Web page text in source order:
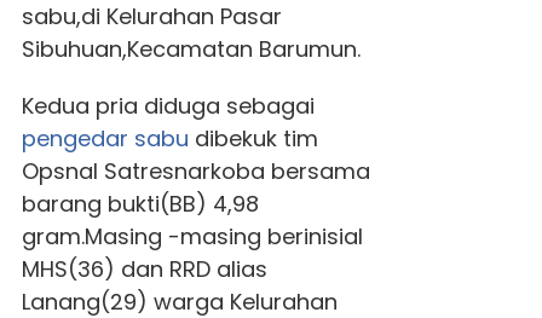
sabu,di Kelurahan Pasar
Sibuhuan,Kecamatan Barumun.
Kedua pria diduga sebagai
pengedar sabu dibekuk tim
Opsnal Satresnarkoba bersama
barang bukti(BB) 4,98
gram.Masing -masing berinisial
MHS(36) dan RRD alias
Lanang(29) warga Kelurahan